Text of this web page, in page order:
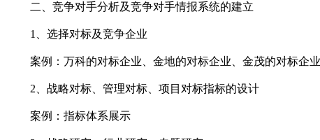
二、竞争对手分析及竞争对手情报系统的建立
1、选择对标及竞争企业
案例：万科的对标企业、金地的对标企业、金茂的对标企
2、战略对标、管理对标、项目对标指标的设计
案例：指标体系展示